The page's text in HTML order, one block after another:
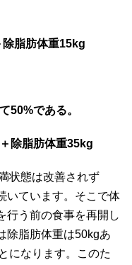
脂肪体重15kg
50%である。
除脂肪体重35kg
状態は改善されず
いています。そこで体
行う前の食事を再開し
除脂肪体重は50kgあ
になります。このた